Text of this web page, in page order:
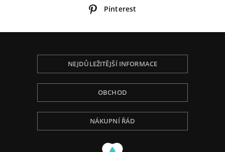
Pinterest
NEJDŮLEŽITĚJŠÍ INFORMACE
OBCHOD
NÁKUPNÍ ŘÁD
Používáme Cookies, abychom Vám poskytli tu
nejlepší zkušenost při procházení, přizpůsobili
obsah na stránce, analyzovali návštěvnost a ukázali